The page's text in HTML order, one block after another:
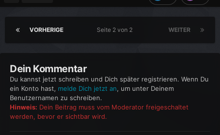
VORHERIGE WEITER
Seite 2 von 2
Dein Kommentar
Du kannst jetzt schreiben und Dich später registrieren. Wenn Du
ein Konto hast, melde Dich jetzt an, um unter Deinem
Benutzernamen zu schreiben.
Hinweis: Dein Beitrag muss vom Moderator freigeschaltet
werden, bevor er sichtbar wird.